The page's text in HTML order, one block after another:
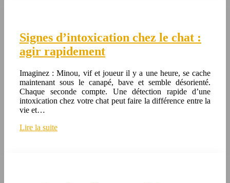
Signes d’intoxication chez le chat :
agir rapidement
Imaginez : Minou, vif et joueur il y a une heure, se cache
maintenant sous le canapé, bave et semble désorienté.
Chaque seconde compte. Une détection rapide d’une
intoxication chez votre chat peut faire la différence entre la
vie et…
Lire la suite